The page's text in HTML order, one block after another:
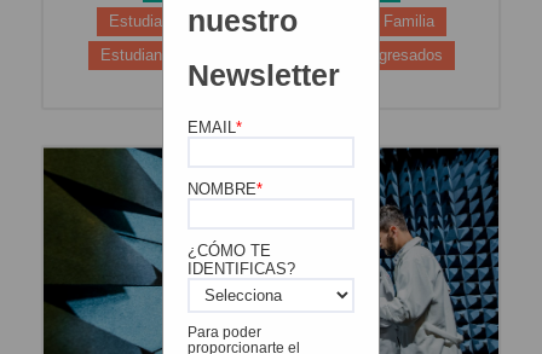
Estudiantes de Arequipa
Padres de Familia
Estudiantes de Provincia
Jovenes Egresados
nuestro
Newsletter
EMAIL*
NOMBRE*
¿CÓMO TE
IDENTIFICAS?
Para poder
proporcionarte el